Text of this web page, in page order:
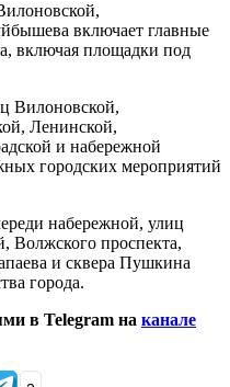
включает главные
включая площадки под
Вилоновской,
Ленинской,
и набережной
городских мероприятий
набережной, улиц
Волжского проспекта,
и сквера Пушкина
города.
в Telegram на канале